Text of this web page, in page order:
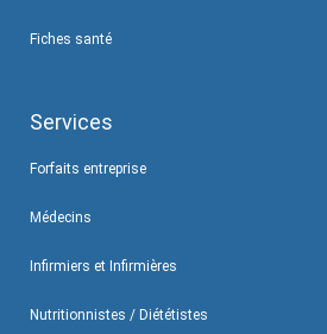
Fiches santé
Services
Forfaits entreprise
Médecins
Infirmiers et Infirmières
Nutritionnistes / Diététistes